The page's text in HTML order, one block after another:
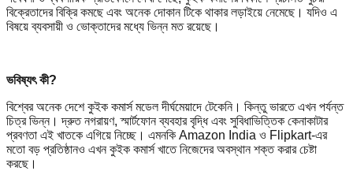
বিক্রেতাদের বিক্রি কমছে এবং অনেক দোকান টিকে থাকার লড়াইয়ে নেমেছে। যদিও এ
বিষয়ে ব্যবসায়ী ও ভোক্তাদের মধ্যে ভিন্ন মত রয়েছে।
ভবিষ্যৎ কী?
বিশ্বের অনেক দেশে কুইক কমার্স মডেল দীর্ঘমেয়াদে টেকেনি। কিন্তু ভারতে এখন পর্যন্ত
চিত্র ভিন্ন। দ্রুত নগরায়ণ, স্মার্টফোন ব্যবহার বৃদ্ধি এবং সুবিধাভিত্তিক কেনাকাটার
প্রবণতা এই খাতকে এগিয়ে নিচ্ছে। এমনকি Amazon India ও Flipkart-এর
মতো বড় প্রতিষ্ঠানও এখন কুইক কমার্স খাতে নিজেদের অবস্থান শক্ত করার চেষ্টা
করছে।